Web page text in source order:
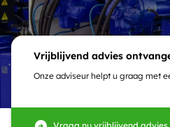
Vrijblijvend advies
Onze adviseur helpt u graag met